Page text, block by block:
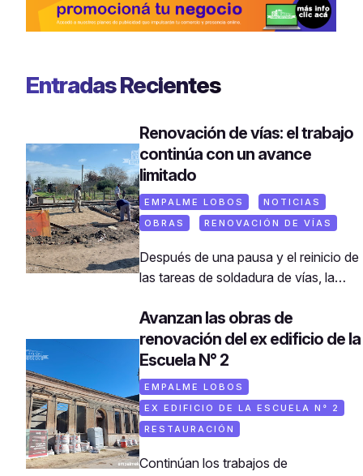
Entradas Recientes
Renovación de vías: el trabajo
continúa con un avance
limitado
EMPALME LOBOS
NOTICIAS
OBRAS
RENOVACIÓN DE VÍAS
Después de una pausa y el reinicio de
las tareas de soldadura de vías, la
Lobos muestra hoy un ritmo más
sostenido. Aunque el trabajo de
campo sigue siendo, en esencia, el
mismo que se venía haciendo, ahora
se percibe mayor continuidad en las
cuadrillas y en el avance de los
frentes de obra.Soldaduras casi
terminadas entre la estación y la calle
Avanzan las obras de
renovación del ex edificio de la
Escuela N° 2
EMPALME LOBOS
EX EDIFICIO DE LA ESCUELA N° 2
RESTAURACIÓN
Continúan los trabajos de